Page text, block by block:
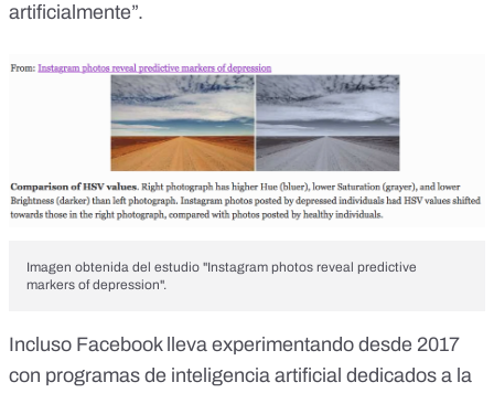
artificialmente”.
Imagen obtenida del estudio "Instagram photos reveal predictive
markers of depression".
Incluso Facebook lleva experimentando desde 2017
con programas de inteligencia artificial dedicados a la